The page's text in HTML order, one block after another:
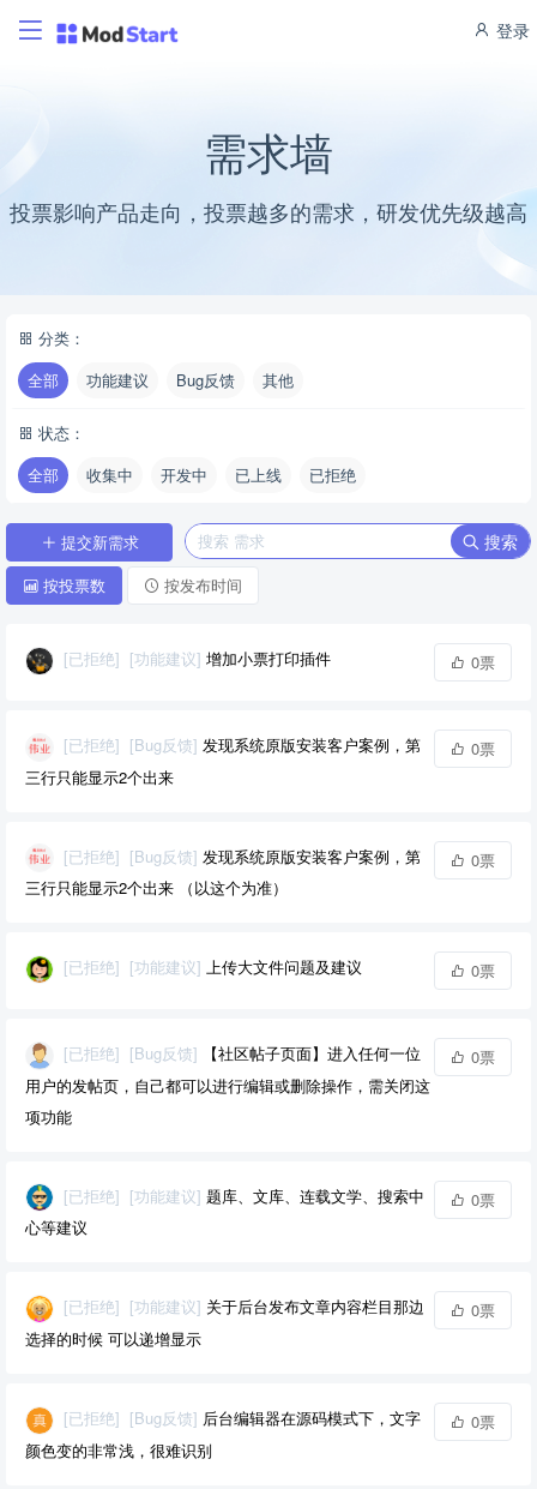
登录
需求墙
投票影响产品走向，投票越多的需求，研发优先级越高
分类：
全部
功能建议 Bug反馈 其他
状态：
全部
收集中 开发中 已上线 已拒绝
提交新需求 搜索
按投票数 按发布时间
0票
[已拒绝] [功能建议] 增加小票打印插件
0票
[已拒绝] [Bug反馈] 发现系统原版安装客户案例，第
三行只能显示2个出来
0票
[已拒绝] [Bug反馈] 发现系统原版安装客户案例，第
三行只能显示2个出来 （以这个为准）
0票
[已拒绝] [功能建议] 上传大文件问题及建议
0票
[已拒绝] [Bug反馈]
【社区帖子页面】进入任何一位
用户的发帖页，自己都可以进行编辑或删除操作，需关闭这
项功能
0票
[已拒绝] [功能建议] 题库、文库、连载文学、搜索中
心等建议
0票
[已拒绝] [功能建议] 关于后台发布文章内容栏目那边
选择的时候 可以递增显示
0票
[已拒绝] [Bug反馈] 后台编辑器在源码模式下，文字
颜色变的非常浅，很难识别